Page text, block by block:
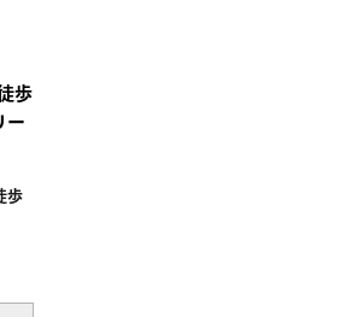
歩
ー
歩